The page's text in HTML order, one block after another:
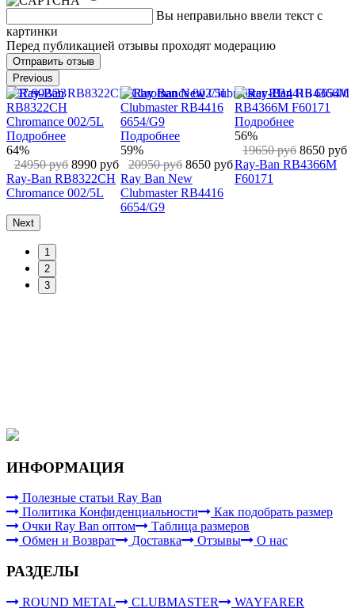
Вы неправильно ввели текст с
картинки
Перед публикацией отзывы проходят модерацию
Previous
В корзину
56%
18950 руб
8350 руб
Ray Ban Justin RB
4165 622/55
Подробнее
57%
18950 руб 8150 руб
Ray Ban Clubmaster
RB 3016 1160 Fleck
В корзину
56%
18950 руб 8350 руб
Ray Ban Justin RB
4165 622/6G
Next
1
2
3
ИНФОРМАЦИЯ
Полезные статьи Ray Ban
Политика Конфиденциальности
Как подобрать размер
Очки Ray Ban оптом
Таблица размеров
Обмен и Возврат
Доставка Отзывы О нас
РАЗДЕЛЫ
ROUND METAL CLUBMASTER WAYFARER